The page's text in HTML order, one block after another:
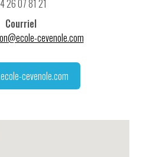
26 07 81 21
Courriel
cevenole.com
cevenole.com